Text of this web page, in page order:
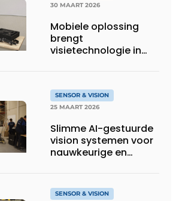
30 MAART 2026
Mobiele oplossing
brengt
visietechnologie in
SENSOR & VISION
25 MAART 2026
Slimme AI-gestuurde
vision systemen voor
nauwkeurige en
SENSOR & VISION